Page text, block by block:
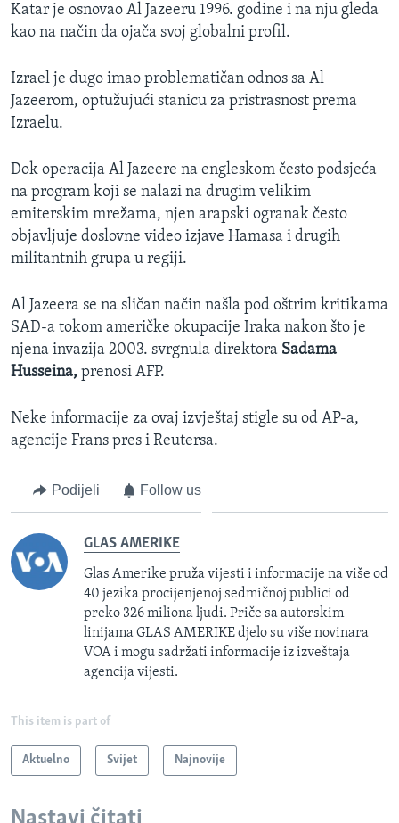
Katar je osnovao Al Jazeeru 1996. godine i na nju gleda
kao na način da ojača svoj globalni profil.
Izrael je dugo imao problematičan odnos sa Al
Jazeerom, optužujući stanicu za pristrasnost prema
Izraelu.
Dok operacija Al Jazeere na engleskom često podsjeća
na program koji se nalazi na drugim velikim
emiterskim mrežama, njen arapski ogranak često
objavljuje doslovne video izjave Hamasa i drugih
militantnih grupa u regiji.
Al Jazeera se na sličan način našla pod oštrim kritikama
SAD-a tokom američke okupacije Iraka nakon što je
njena invazija 2003. svrgnula direktora Sadama
Husseina, prenosi AFP.
Neke informacije za ovaj izvještaj stigle su od AP-a,
agencije Frans pres i Reutersa.
Podijeli Follow us
GLAS AMERIKE
Glas Amerike pruža vijesti i informacije na više od
40 jezika procijenjenoj sedmičnoj publici od
preko 326 miliona ljudi. Priče sa autorskim
linijama GLAS AMERIKE djelo su više novinara
VOA i mogu sadržati informacije iz izveštaja
agencija vijesti.
This item is part of
Aktuelno Svijet Najnovije